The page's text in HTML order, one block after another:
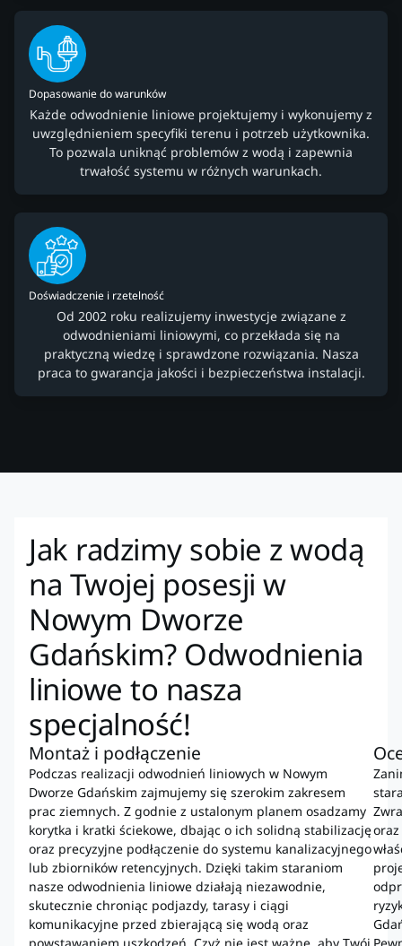
Dopasowanie do warunków
Każde odwodnienie liniowe projektujemy i wykonujemy z
uwzględnieniem specyfiki terenu i potrzeb użytkownika.
To pozwala uniknąć problemów z wodą i zapewnia
trwałość systemu w różnych warunkach.
Doświadczenie i rzetelność
Od 2002 roku realizujemy inwestycje związane z
odwodnieniami liniowymi, co przekłada się na
praktyczną wiedzę i sprawdzone rozwiązania. Nasza
praca to gwarancja jakości i bezpieczeństwa instalacji.
Jak radzimy sobie z wodą
na Twojej posesji w
Nowym Dworze
Gdańskim? Odwodnienia
liniowe to nasza
specjalność!
Montaż i podłączenie
Podczas realizacji odwodnień liniowych w Nowym
Dworze Gdańskim zajmujemy się szerokim zakresem
prac ziemnych. Z godnie z ustalonym planem osadzamy
korytka i kratki ściekowe, dbając o ich solidną stabilizację
oraz precyzyjne podłączenie do systemu kanalizacyjnego
lub zbiorników retencyjnych. Dzięki takim staraniom
nasze odwodnienia liniowe działają niezawodnie,
skutecznie chroniąc podjazdy, tarasy i ciągi
komunikacyjne przed zbierającą się wodą oraz